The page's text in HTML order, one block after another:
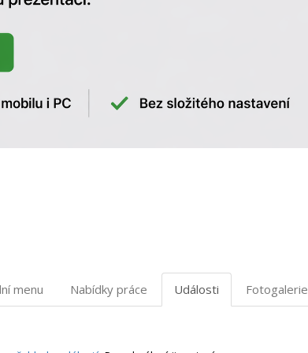
menu Nabídky práce Události Fotogalerie